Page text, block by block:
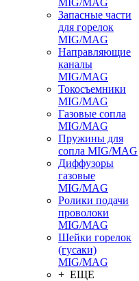
MIG/MAG
Запасные части
для горелок
MIG/MAG
Направляющие
каналы
MIG/MAG
Токосъемники
MIG/MAG
Газовые сопла
MIG/MAG
Пружины для
сопла MIG/MAG
Диффузоры
газовые
MIG/MAG
Ролики подачи
проволоки
MIG/MAG
Шейки горелок
(гусаки)
MIG/MAG
+ ЕЩЕ